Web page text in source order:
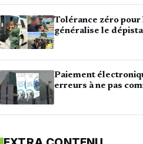
Tolérance zéro pour
généralise le
Paiement
erreurs à ne pas